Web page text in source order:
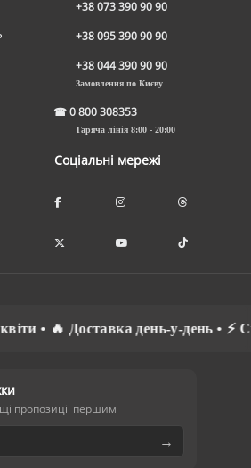
+38 073 390 90 90
+38 095 390 90 90
+38 044 390 90 90
Замовлення по Києву
☎0 800 308353
Гаряча лінія 8:00 - 20:00
Соціальні мережі
день-у-день • ⚡
пропозиції першим
→